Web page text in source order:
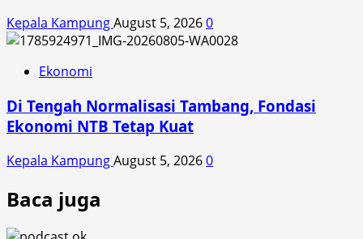
Kepala KampungAugust 5, 20260
Ekonomi
Di Tengah Normalisasi Tambang, Fondasi
Ekonomi NTB Tetap Kuat
Kepala KampungAugust 5, 20260
Baca juga